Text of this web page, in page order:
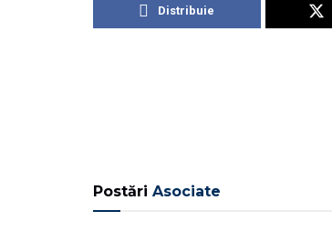
Distribuie
Postări Asociate